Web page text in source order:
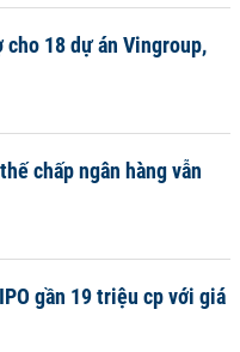
18 dự án Vingroup,
chấp ngân hàng vẫn
gần 19 triệu cp với giá